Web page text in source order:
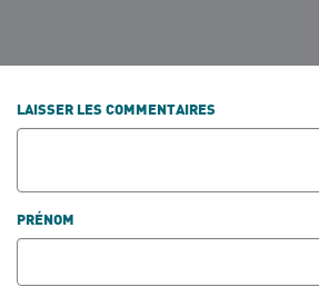
LAISSER LES COMMENTAIRES
PRÉNOM